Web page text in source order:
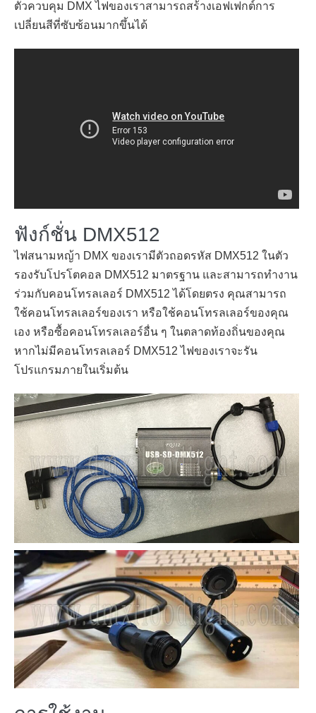
ตัวควบคุม DMX ไฟของเราสามารถสร้างเอฟเฟกต์การ
เปลี่ยนสีที่ซับซ้อนมากขึ้นได้
ฟังก์ชั่น DMX512
ไฟสนามหญ้า DMX ของเรามีตัวถอดรหัส DMX512 ในตัว
รองรับโปรโตคอล DMX512 มาตรฐาน และสามารถทำงาน
ร่วมกับคอนโทรลเลอร์ DMX512 ได้โดยตรง คุณสามารถ
ใช้คอนโทรลเลอร์ของเรา หรือใช้คอนโทรลเลอร์ของคุณ
เอง หรือซื้อคอนโทรลเลอร์อื่น ๆ ในตลาดท้องถิ่นของคุณ
หากไม่มีคอนโทรลเลอร์ DMX512 ไฟของเราจะรัน
โปรแกรมภายในเริ่มต้น